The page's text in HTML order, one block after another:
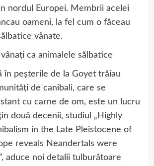
nordul Europei. Membrii acelei
oameni, la fel cum o făceau
vânate.
ca animalele sălbatice
în peșterile de la Goyet trăiau
de canibali, care se
cu carne de om, este un lucru
două decenii, studiul „Highly
in the Late Pleistocene of
reveals Neandertals were
aduce noi detalii tulburătoare